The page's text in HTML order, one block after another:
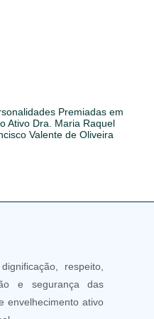
Premiadas em
Ativo Dra. Maria Raquel
Valente de Oliveira
respeito,
e segurança das
envelhecimento ativo